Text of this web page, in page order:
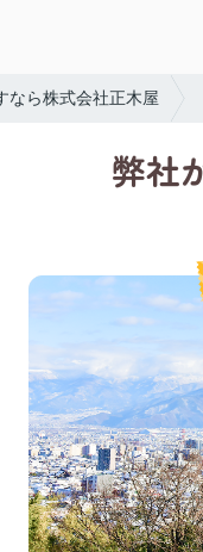
なら株式会社正木屋
弊社